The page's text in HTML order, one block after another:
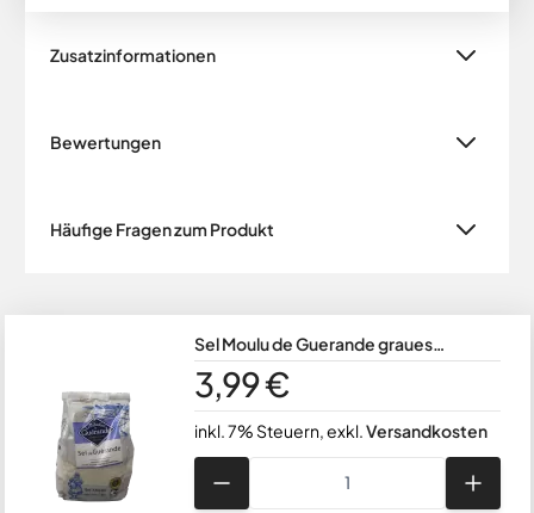
Zusatzinformationen
Bewertungen
Häufige Fragen zum Produkt
Sel Moulu de Guerande graues
Meersalz Fein gemahlen 500 g
3,99 €
inkl. 7% Steuern,exkl.Versandkosten
Menge